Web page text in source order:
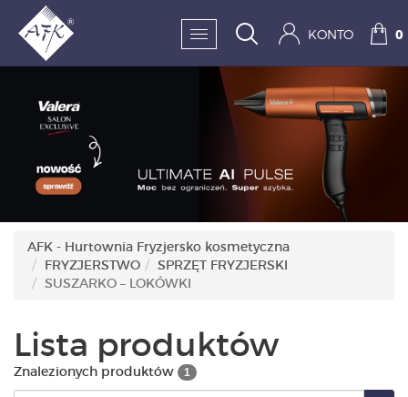
SKLEP:
KOSMETYKA
HIGIENA I DEZYNFEKC
PAZNOKCIE
MĘŻCZYZNA
KONTO 0
AFK - Hurtownia Fryzjersko kosmetyczna
FRYZJERSTWO
SPRZĘT FRYZJERSKI
SUSZARKO – LOKÓWKI
Lista produktów
Znalezionych produktów 1